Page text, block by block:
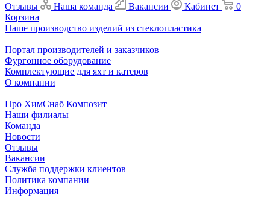
Отзывы
Наша команда Вакансии Кабинет
0
Корзина
Наше производство изделий из стеклопластика
Портал производителей и заказчиков
Фургонное оборудование
Комплектующие для яхт и катеров
О компании
Про ХимСнаб Композит
Наши филиалы
Команда
Новости
Отзывы
Вакансии
Служба поддержки клиентов
Политика компании
Информация